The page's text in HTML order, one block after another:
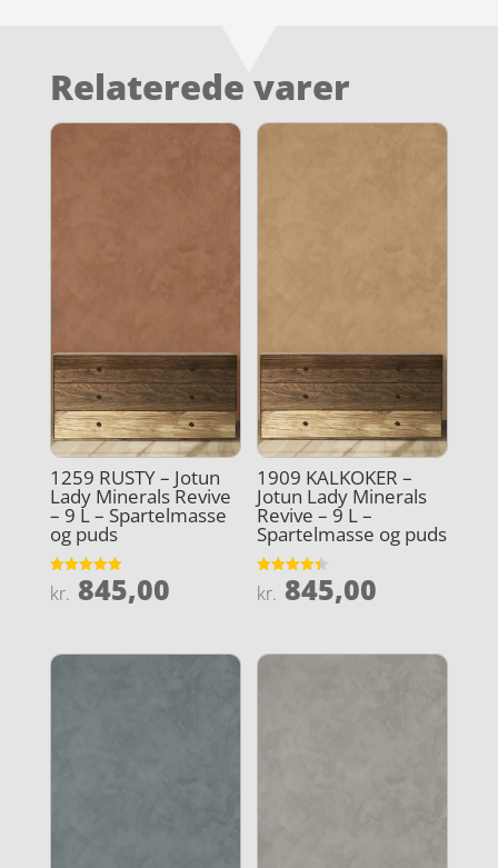
Relaterede varer
1259 RUSTY – Jotun
Lady Minerals Revive
– 9 L – Spartelmasse
og puds
Vurderet
5
kr. 845,00
1909 KALKOKER –
Jotun Lady Minerals
Revive – 9 L –
Spartelmasse og puds
Vurderet
4.4
kr. 845,00